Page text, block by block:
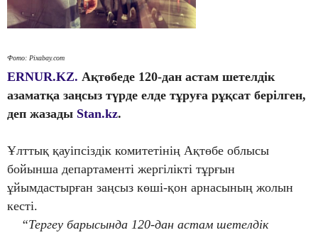
Фото: Pixabay.com
ERNUR.KZ. Ақтөбеде 120-дан астам шетелдік
азаматқа заңсыз түрде елде тұруға рұқсат берілген,
деп жазады Stan.kz.
Ұлттық қауіпсіздік комитетінің Ақтөбе облысы
бойынша департаменті жергілікті тұрғын
ұйымдастырған заңсыз көші-қон арнасының жолын
кесті.
“Тергеу барысында 120-дан астам шетелдік